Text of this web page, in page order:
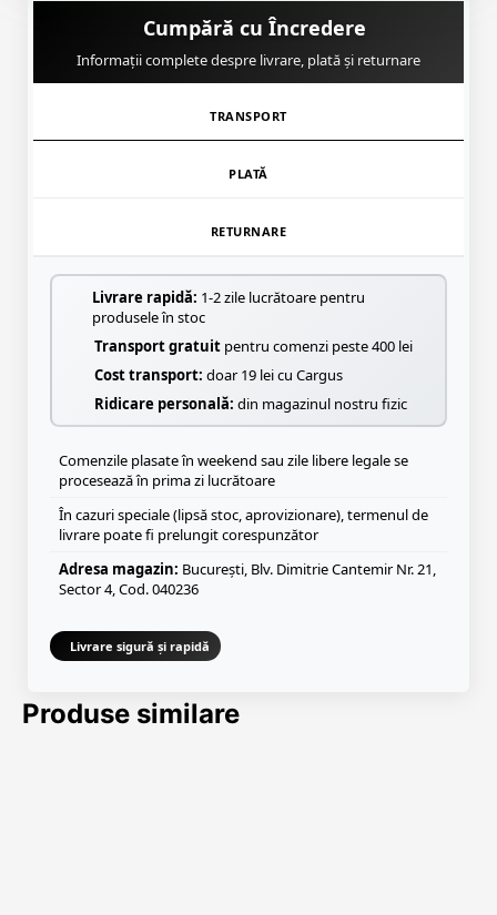
Cumpără cu Încredere
Informații complete despre livrare, plată și returnare
TRANSPORT
PLATĂ
RETURNARE
Livrare rapidă: 1-2 zile lucrătoare pentru
produsele în stoc
Transport gratuit pentru comenzi peste 400 lei
Cost transport: doar 19 lei cu Cargus
Ridicare personală: din magazinul nostru fizic
Comenzile plasate în weekend sau zile libere legale se
procesează în prima zi lucrătoare
În cazuri speciale (lipsă stoc, aprovizionare), termenul de
livrare poate fi prelungit corespunzător
Adresa magazin: București, Blv. Dimitrie Cantemir Nr. 21,
Sector 4, Cod. 040236
Livrare sigură și rapidă
Produse similare